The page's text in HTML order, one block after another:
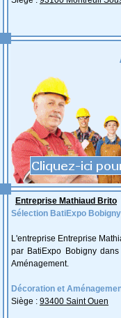
Entreprise Mathiaud Brito
Sélection BatiExpo Bobigny
L'entreprise Entreprise
par BatiExpo Bobigny
Aménagement.
Décoration et
Siège : 93400 Saint Ouen